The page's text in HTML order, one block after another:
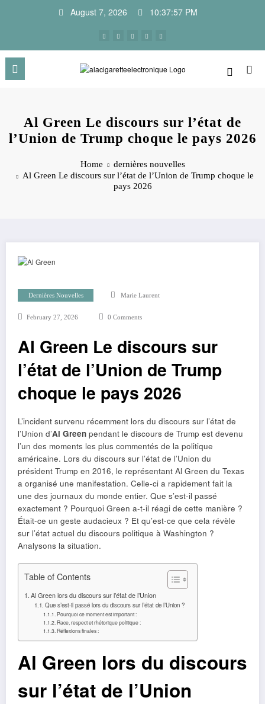
August 7, 2026 10:37:57 PM
Al Green Le discours sur l’état de
l’Union de Trump choque le pays 2026
Home
dernières nouvelles
Al Green Le discours sur l’état de l’Union de Trump choque le
pays 2026
Dernières Nouvelles Marie Laurent
February 27, 2026 0 Comments
Al Green Le discours sur
l’état de l’Union de Trump
choque le pays 2026
L’incident survenu récemment lors du discours sur l’état de
l’Union d’Al Green pendant le discours de Trump est devenu
l’un des moments les plus commentés de la politique
américaine. Lors du discours sur l’état de l’Union du
président Trump en 2016, le représentant Al Green du Texas
a organisé une manifestation. Celle-ci a rapidement fait la
une des journaux du monde entier. Que s’est-il passé
exactement ? Pourquoi Green a-t-il réagi de cette manière ?
Était-ce un geste audacieux ? Et qu’est-ce que cela révèle
sur l’état actuel du discours politique à Washington ?
Analysons la situation.
Table of Contents
Al Green lors du discours sur l’état de l’Union
Que s’est-il passé lors du discours sur l’état de l’Union ?
Pourquoi ce moment est important :
Race, respect et rhétorique politique :
Réflexions finales :
Al Green lors du discours
sur l’état de l’Union